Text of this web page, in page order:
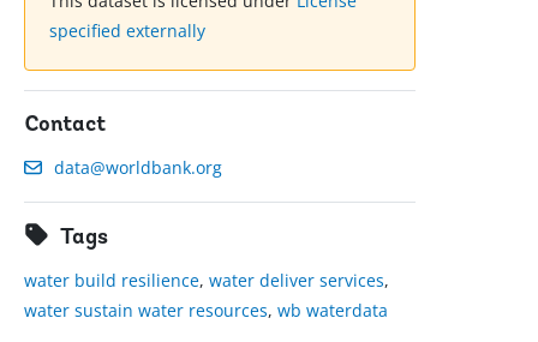
specified externally
Contact
data@worldbank.org
Tags
water build resilience,water deliver services,
water sustain water resources,wb waterdata